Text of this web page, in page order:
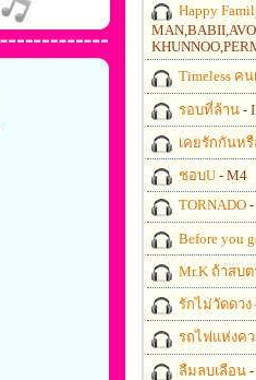
Happy
Timeless ค
รอบที่ล้าน -
เคยรักกันหรื
ชอบU - M4
TORNADO
Before you
Mr.K ถ้าสบต
รักไม่วัดดวง
รถไฟแห่งค
ลืมลบเลือน